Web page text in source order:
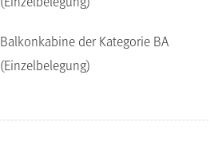
Balkonkabine der Kategorie BA
(Einzelbelegung)